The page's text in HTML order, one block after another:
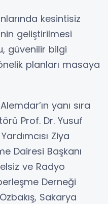
kesintisiz
geliştirilmesi
güvenilir bilgi
planları masaya
yanı sıra
Prof. Dr. Yusuf
Ziya
Dairesi Başkanı
ve Radyo
Derneği
Sakarya